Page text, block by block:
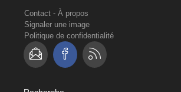
Contact - À propos
Signaler une image
Politique de confidentialité